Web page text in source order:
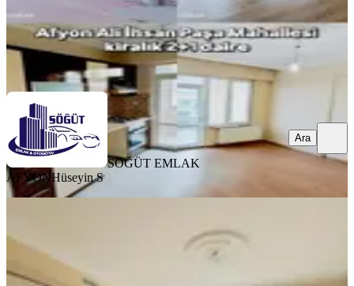
SÖĞÜT EMLAK AFYONHüseyin S
Ara
SÖĞÜT EMLAK
AFYONHüseyin S
Ara
Mh Bakımlı Kiralık 3+1 Daire